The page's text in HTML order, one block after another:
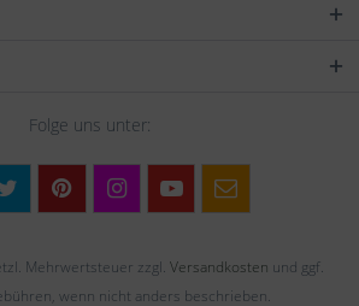
Folge uns unter:
Mehrwertsteuer zzgl. Versandkosten und ggf.
wenn nicht anders beschrieben.